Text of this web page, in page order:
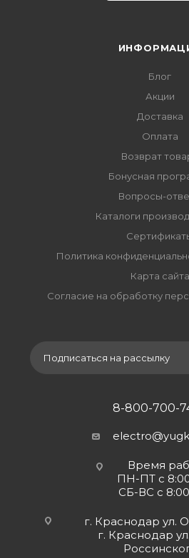
Блог
Акции
Доставка
Оплата
Возврат
Бонусная
Вопросы-
Каталоги
Политика
Карта сайта
Согласие на обработку
Подписаться на рассылку
8-800-700-
Время
ПН-ПТ с
СБ-ВС с
г. Краснодар ул.
г. Краснодар